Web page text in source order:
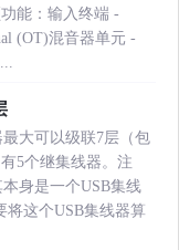
能：输入终端 -
(OT)混音器单元 -
大可以级联7层（包
5个继集线器。注
身是一个USB集线
将这个USB集线器算